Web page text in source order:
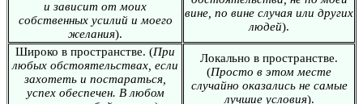
и зависит от моих
собственных усилий и моего
желания).
вине, по вине случая или других
людей).
Широко в пространстве. (При
любых обстоятельствах, если
захотеть и постараться,
успех обеспечен. В любом
Локально в пространстве.
(Просто в этом месте
случайно оказались не самые
лучшие условия).